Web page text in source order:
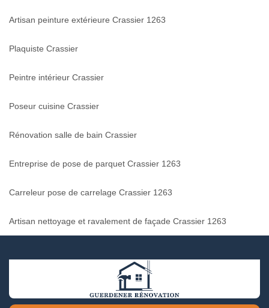
Artisan peinture extérieure Crassier 1263
Plaquiste Crassier
Peintre intérieur Crassier
Poseur cuisine Crassier
Rénovation salle de bain Crassier
Entreprise de pose de parquet Crassier 1263
Carreleur pose de carrelage Crassier 1263
Artisan nettoyage et ravalement de façade Crassier 1263